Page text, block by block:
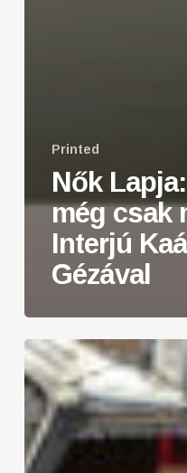
Printed
Nők
még csak
Interjú
Gézával
Rare
&
Unique
Vehicles:
Mustang
sculpture